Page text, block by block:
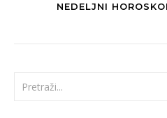
NEDELJNI